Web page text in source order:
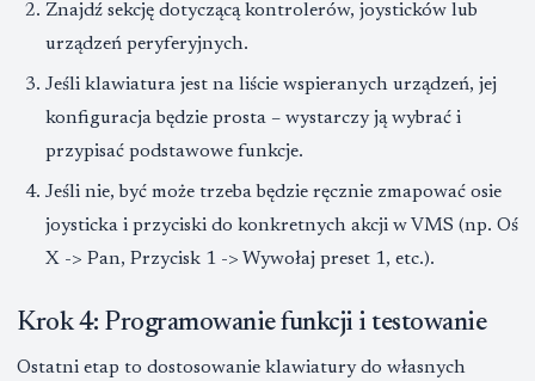
Znajdź sekcję dotyczącą kontrolerów, joysticków lub
urządzeń peryferyjnych.
Jeśli klawiatura jest na liście wspieranych urządzeń, jej
konfiguracja będzie prosta – wystarczy ją wybrać i
przypisać podstawowe funkcje.
Jeśli nie, być może trzeba będzie ręcznie zmapować osie
joysticka i przyciski do konkretnych akcji w VMS (np. Oś
X -> Pan, Przycisk 1 -> Wywołaj preset 1, etc.).
Krok 4: Programowanie funkcji i testowanie
Ostatni etap to dostosowanie klawiatury do własnych